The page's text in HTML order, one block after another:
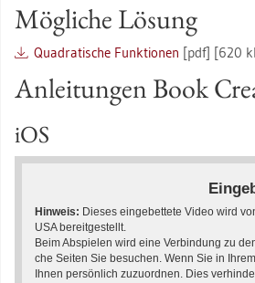
Mög­li­che Lö­sung
Qua­dra­ti­sche Funk­tio­nen [pdf] [620
An­lei­tun­gen Book
iOS
Hin­weis: Die­ses ein­ge­bet­te­te Video wird
USA be­reit­ge­stellt.
Beim Ab­spie­len wird eine Ver­bin­dung zu
che Sei­ten Sie be­su­chen. Wenn Sie in
Ihnen per­sön­lich zu­zu­ord­nen. Dies